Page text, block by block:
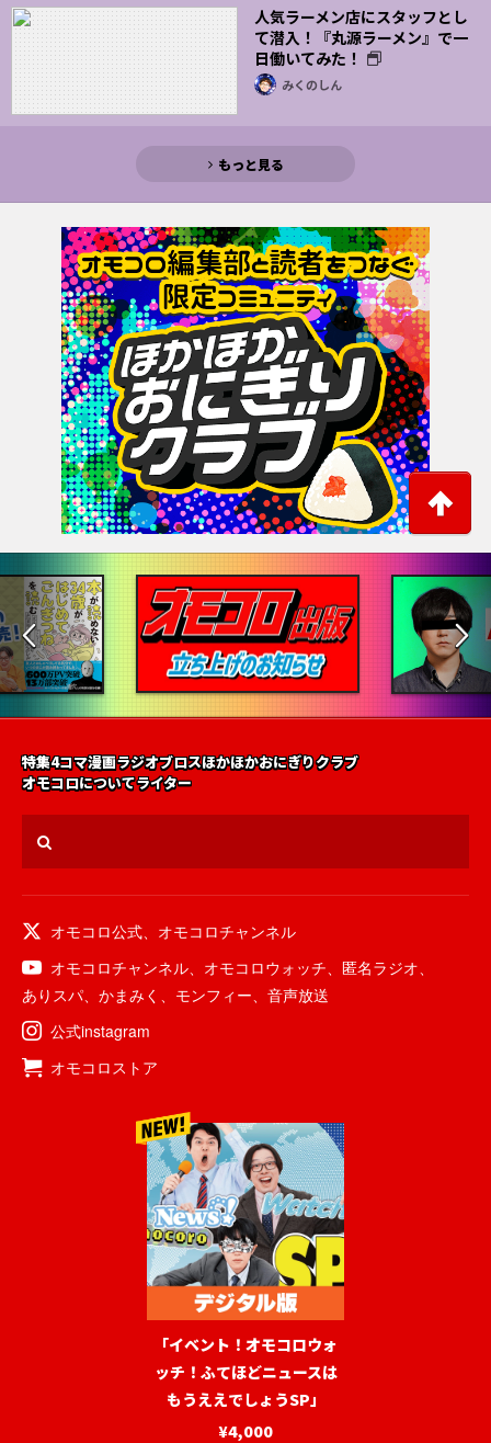
人気ラーメン店にスタッフとし
て潜入！『丸源ラーメン』で一
日働いてみた！
みくのしん
もっと見る
特集4コマ漫画ラジオブロスほかほかおにぎりクラブ
オモコロについてライター
オモコロ公式
オモコロチャンネル
オモコロチャンネル
オモコロウォッチ 匿名ラジオ
ありスパ
かまみく モンフィー
音声放送
公式instagram
オモコロストア
「イベント！オモコロウォ
ッチ！ふてほどニュースは
もうええでしょうSP」
¥4,000